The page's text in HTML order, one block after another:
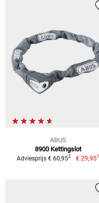
ABUS
8900 Kettingslot
Adviesprijs € 60,952 € 29,951